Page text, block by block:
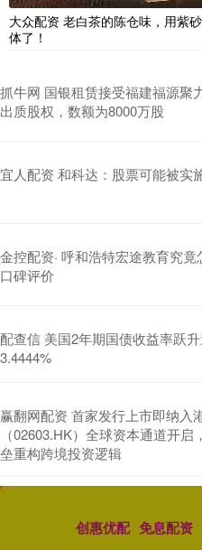
大众配资 老白茶的陈仓味，用紫
体了！
抓牛网 国银租赁接受福建福源聚
出质股权，数额为8000万股
宜人配资 和科达：股票可能被实
金控配资· 呼和浩特宏途教育究
口碑评价
配查信 美国2年期国债收益率跃
3.4444%
赢翻网配资 首家发行上市即纳入
（02603.HK）全球资本通道开
垒重构跨境投资逻辑
创惠优配 免息配资